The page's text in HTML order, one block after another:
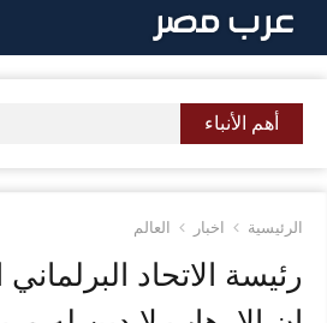
التخطي
أهم الأنباء
الرئيسية اخبار العالم
رئيسة الاتحاد